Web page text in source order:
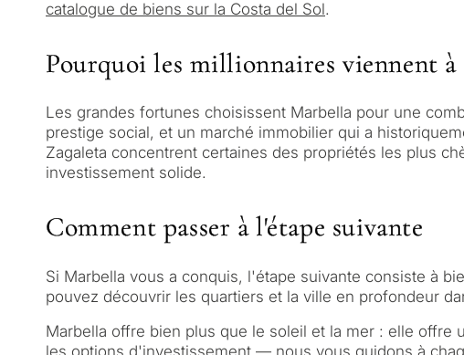
catalogue de biens sur la Costa del Sol.
Pourquoi les millionnaires viennent
Les grandes fortunes choisissent Marbella pour une
prestige social, et un marché immobilier qui a
Zagaleta concentrent certaines des propriétés les plus
investissement solide.
Comment passer à l'étape suivante
Si Marbella vous a conquis, l'étape suivante consiste à
pouvez découvrir les quartiers et la ville en profondeur
Marbella offre bien plus que le soleil et la mer : elle offre
les options d'investissement — nous vous guidons à
votre budget, vos objectifs et les
1 / 7
Sans engagement • Confidentiel • Sur
✓Sans spam ni publicité
✓ Confidentiel